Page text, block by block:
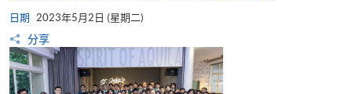
日期 2023年5月2日 (星期二)
分享